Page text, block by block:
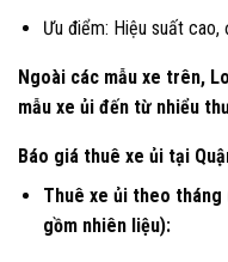
Ưu điểm: Hiệu suất
Ngoài các mẫu xe trên,
mẫu xe ủi đến từ nhiểu
Báo giá thuê xe ủi tại
Thuê xe ủi theo tháng
gồm nhiên liệu):